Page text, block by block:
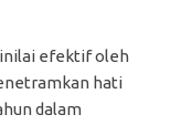
efektif oleh
hati
dalam